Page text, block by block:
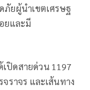
ภัยผู้นำเขตเศรษฐ
ยและมี
ปิดสายด่วน 1197
ราจร และเส้นทาง